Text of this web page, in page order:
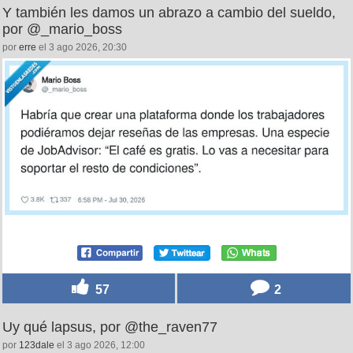
Y también les damos un abrazo a cambio del sueldo,
por @_mario_boss
por erre el 3 ago 2026, 20:30
57 2
Uy qué lapsus, por @the_raven77
por 123dale el 3 ago 2026, 12:00